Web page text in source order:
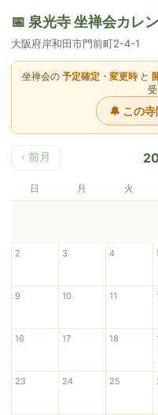
📅 泉光寺 坐禅会カレ
大阪府岸和田市門前町2-4-1
坐禅会の 予定確定・変更時と
🔔 この
‹ 前月
日 月 火
2 3 4
9 10 11
16 17 18
23 24 25